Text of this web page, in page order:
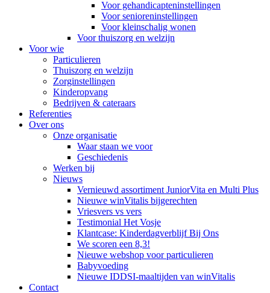
Voor gehandicapteninstellingen
Voor senioreninstellingen
Voor kleinschalig wonen
Voor thuiszorg en welzijn
Voor wie
Particulieren
Thuiszorg en welzijn
Zorginstellingen
Kinderopvang
Bedrijven & cateraars
Referenties
Over ons
Onze organisatie
Waar staan we voor
Geschiedenis
Werken bij
Nieuws
Vernieuwd assortiment JuniorVita en Multi Plus
Nieuwe winVitalis bijgerechten
Vriesvers vs vers
Testimonial Het Vosje
Klantcase: Kinderdagverblijf Bij Ons
We scoren een 8,3!
Nieuwe webshop voor particulieren
Babyvoeding
Nieuwe IDDSI-maaltijden van winVitalis
Contact